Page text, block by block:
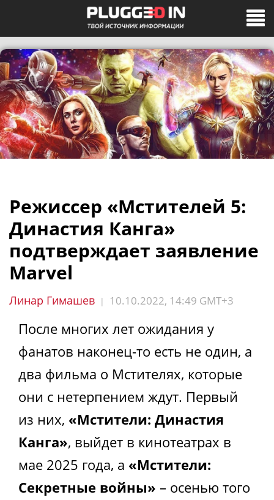
Режиссер «Мстителей 5:
Династия Канга»
подтверждает заявление
Marvel
Линар Гимашев | 10.10.2022, 14:49 GMT+3
После многих лет ожидания у
фанатов наконец-то есть не один, а
два фильма о Мстителях, которые
они с нетерпением ждут. Первый
из них, «Мстители: Династия
Канга», выйдет в кинотеатрах в
мае 2025 года, а «Мстители:
Секретные войны» – осенью того